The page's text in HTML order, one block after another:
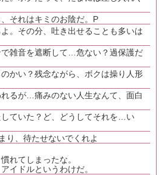
それはキミのお陰だ。P
。その分、吐き出せることも多いは
雑音を遮断して…危ない？過保護だ
かい？残念ながら、ボクは操り人形
るが…痛みのない人生なんて、面白
ていた？ど、どうしてそれを…い
り、待たせないでくれよ
れてしまったな。
イドルというわけだ。